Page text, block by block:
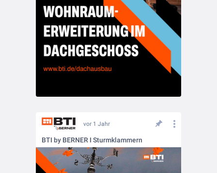
vor 1 Jahr
BTI by BERNER I Sturmklammern